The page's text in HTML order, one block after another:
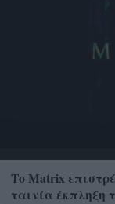
Το Matrix
ταινία έκπληξη